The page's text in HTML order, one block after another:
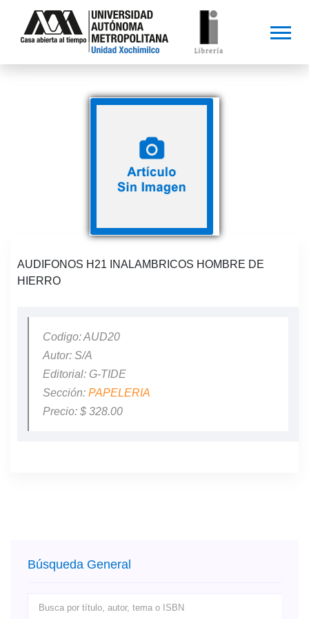
AUDIFONOS H21 INALAMBRICOS HOMBRE DE
HIERRO
Codigo: AUD20
Autor: S/A
Editorial: G-TIDE
Sección: PAPELERIA
Precio: $ 328.00
Búsqueda General